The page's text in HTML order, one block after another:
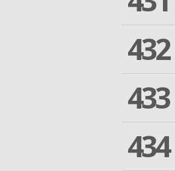
432
433
434